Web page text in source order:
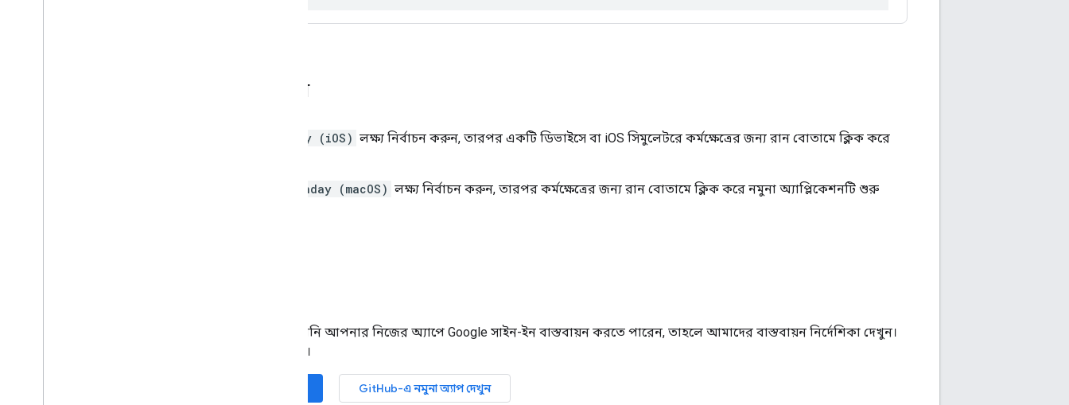
অ্যাপ্লিকেশন চালান
DaysUntilBirthday (iOS) লক্ষ্য নির্বাচন করুন, তারপর একটি ডিভাইসে বা iOS সিমুলেটরে কর্মক্ষেত্রের জন্য রান বোতামে ক্লিক করে
DaysUntilBirthday (macOS) লক্ষ্য নির্বাচন করুন, তারপর কর্মক্ষেত্রের জন্য রান বোতামে ক্লিক করে নমুনা অ্যাপ্লিকেশনটি শুরু
আপনি যদি দেখতে চান কিভাবে আপনি আপনার নিজের অ্যাপে Google সাইন-ইন বাস্তবায়ন করতে পারেন, তাহলে আমাদের বাস্তবায়ন নির্দেশিকা দেখুন।
অথবা, GitHub-এ সম্পূর্ণ নমুনা দেখুন।
GitHub-এ নমুনা অ্যাপ দেখুন